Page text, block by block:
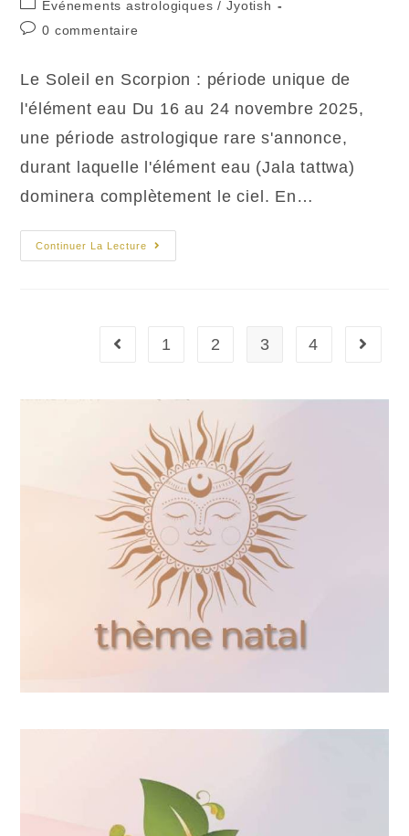
publication :
Post
category:
Evénements astrologiques / Jyotish
Commentaires
publication :
0 commentaire
Le Soleil en Scorpion : période unique de
l'élément eau​ Du 16 au 24 novembre 2025,
une période astrologique rare s'annonce,
durant laquelle l'élément eau (Jala tattwa)
dominera complètement le ciel. En…
Continuer La Lecture
Soleil
En
Go to the previous page
1 2 3 4 Aller à